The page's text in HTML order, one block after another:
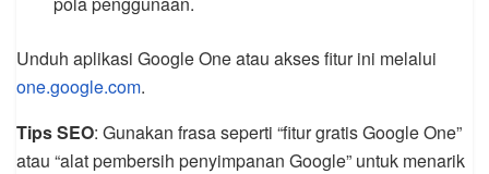
Unduh aplikasi Google One atau akses fitur ini melalui
one.google.com.
Tips SEO: Gunakan frasa seperti “fitur gratis Google One”
atau “alat pembersih penyimpanan Google” untuk menarik